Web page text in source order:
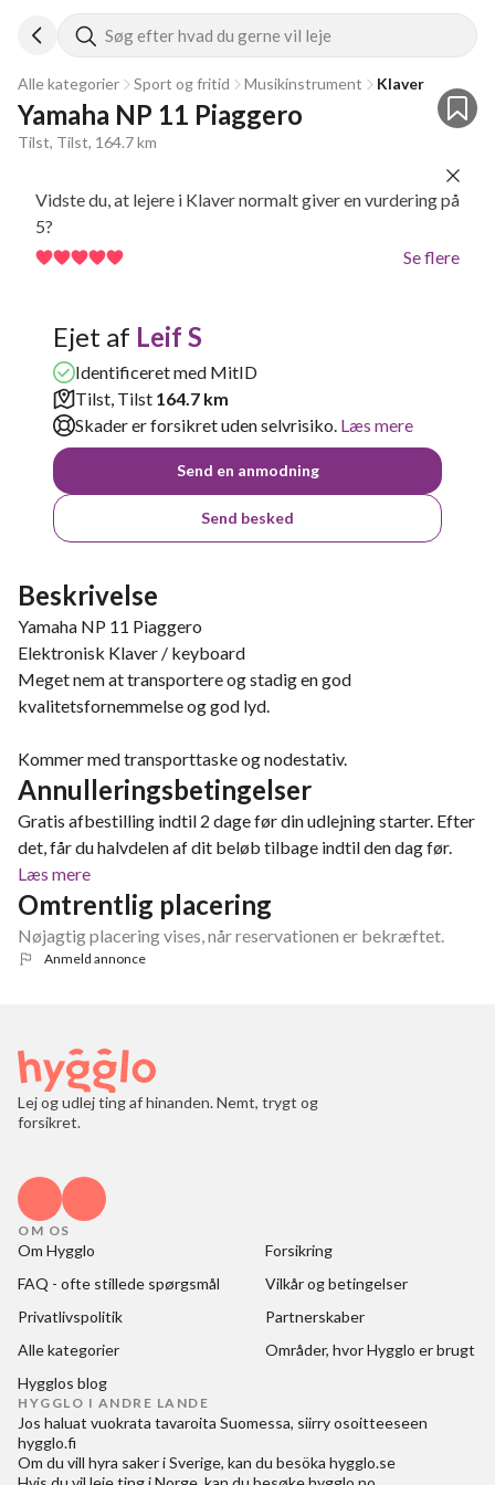
Søg efter hvad du gerne vil leje
Alle kategorier Sport og fritid Musikinstrument Klaver
Yamaha NP 11 Piaggero
Tilst, Tilst, 164.7 km
Vidste du, at lejere i Klaver normalt giver en vurdering på
5?
Se flere
Ejet af Leif S
Identificeret med MitID
Tilst, Tilst 164.7 km
Skader er forsikret uden selvrisiko. Læs mere
Send en anmodning
Send besked
Beskrivelse
Yamaha NP 11 Piaggero
Elektronisk Klaver / keyboard
Meget nem at transportere og stadig en god
kvalitetsfornemmelse og god lyd.
Kommer med transporttaske og nodestativ.
Annulleringsbetingelser
Gratis afbestilling indtil 2 dage før din udlejning starter. Efter
det, får du halvdelen af dit beløb tilbage indtil den dag før.
Læs mere
Omtrentlig placering
Nøjagtig placering vises, når reservationen er bekræftet.
Anmeld annonce
Lej og udlej ting af hinanden. Nemt, trygt og
forsikret.
OM OS
Om Hygglo
Forsikring
FAQ - ofte stillede spørgsmål
Vilkår og betingelser
Privatlivspolitik
Partnerskaber
Alle kategorier
Områder, hvor Hygglo er brugt
Hygglos blog
HYGGLO I ANDRE LANDE
Jos haluat vuokrata tavaroita Suomessa, siirry osoitteeseen
hygglo.fi
Om du vill hyra saker i Sverige, kan du besöka hygglo.se